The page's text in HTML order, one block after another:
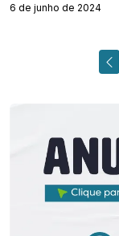
6 de junho de 2024